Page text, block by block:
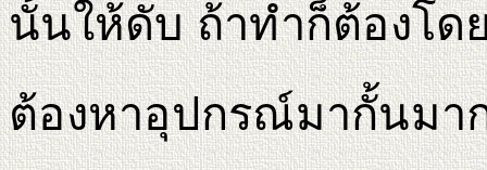
นั้นให้ดับ ถ้าทําก็ต้องโด
ต้องหาอุปกรณ์มากั้นมา